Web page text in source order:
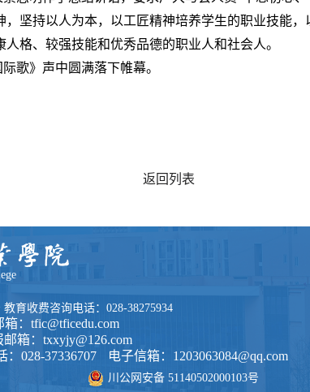
坚持以人为本，以工匠精神培养学生的职业技能，
人格、较强技能和优秀品德的职业人和社会人。
歌》声中圆满落下帷幕。
返回列表
育收费咨询电话：028-38275934
箱：tfic@tficedu.com
箱：txxyjy@126.com
028-37336707
电子信箱：1203063084@qq.com
川公网安备 51140502000103号